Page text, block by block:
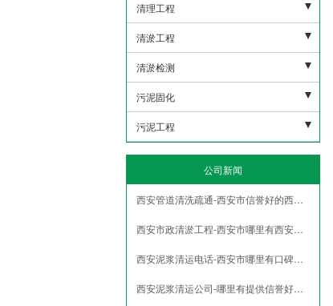
清理工程
污水池清理
下水管道清理
沉淀池清理
隔油地清理
泥浆池清理
清淤工程
河道清淤
雨水清淤
人工湖清淤
市政管道疏通清淤
污水管道疏通清淤
清淤检测
市政潜水打捞
市政管网机器人检测
污泥固化
非开挖修复紫外线光固化
盾构泥浆固化压榨
污水池压榨固化
污水池污泥固化
污泥工程
污泥外运
污泥固华压榨
公司新闻
西安管道清洗疏通-西安市信誉好的西安泥浆清运公司
西安市政清淤工程-西安市哪里有西安泥浆清运
西安泥浆清运电话-西安市哪里有口碑好的西安泥浆清运
西安泥浆清运公司-哪里有提供信誉好的西安泥浆清运